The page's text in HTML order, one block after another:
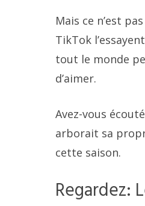
Mais ce n’est
TikTok
tout le monde
d’aimer.
Avez-vous
arborait sa
cette saison.
Regardez: